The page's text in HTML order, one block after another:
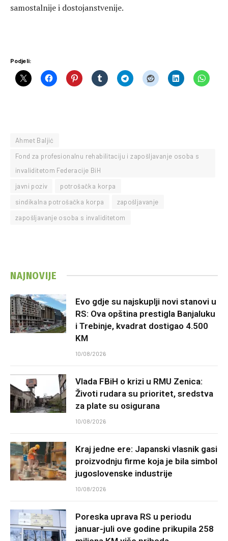
samostalnije i dostojanstvenije.
Podjeli:
Ahmet Baljić
Fond za profesionalnu rehabilitaciju i zapošljavanje osoba s
invaliditetom Federacije BiH
javni poziv
potrošačka korpa
sindikalna potrošačka korpa
zapošljavanje
zapošljavanje osoba s invaliditetom
NAJNOVIJE
Evo gdje su najskuplji novi stanovi u
RS: Ova opština prestigla Banjaluku
i Trebinje, kvadrat dostigao 4.500
KM
10/08/2026
Vlada FBiH o krizi u RMU Zenica:
Životi rudara su prioritet, sredstva
za plate su osigurana
10/08/2026
Kraj jedne ere: Japanski vlasnik gasi
proizvodnju firme koja je bila simbol
jugoslovenske industrije
10/08/2026
Poreska uprava RS u periodu
januar-juli ove godine prikupila 258